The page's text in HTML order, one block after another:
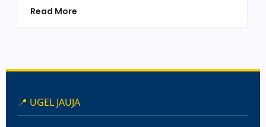
Read More
📍 UGEL JAUJA